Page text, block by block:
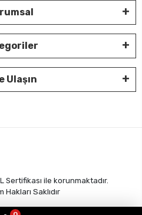
Ulaşın
Sertifikası ile korunmaktadır.
Hakları Saklıdır